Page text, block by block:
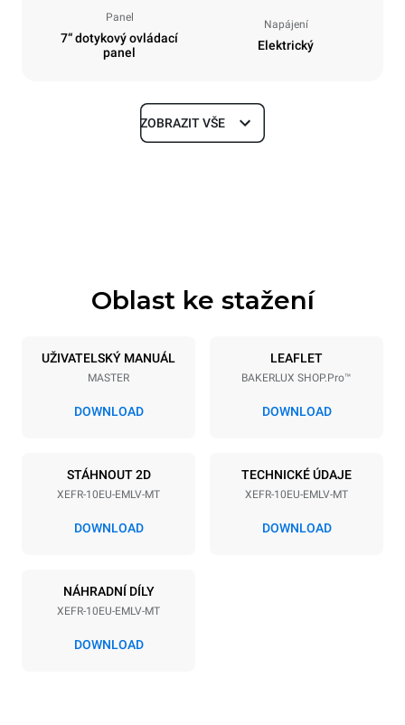
Panel
7“ dotykový ovládací
panel
Napájení
Elektrický
Rozměry
Specifikace plechů
10 600x400
Vzdálenost mezi zásobníky
380-415V 3N~ / 220-240V
3~
15,5 kW
50 / 60 Hz
ZOBRAZIT VŠE
Oblast ke stažení
UŽIVATELSKÝ MANUÁL
MASTER
DOWNLOAD
LEAFLET
BAKERLUX SHOP.Pro™
DOWNLOAD
STÁHNOUT 2D
XEFR-10EU-EMLV-MT
DOWNLOAD
TECHNICKÉ ÚDAJE
XEFR-10EU-EMLV-MT
DOWNLOAD
NÁHRADNÍ DÍLY
XEFR-10EU-EMLV-MT
DOWNLOAD